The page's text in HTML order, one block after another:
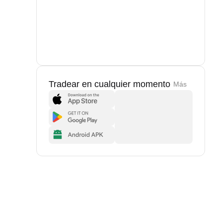
Tradear en cualquier momento Más